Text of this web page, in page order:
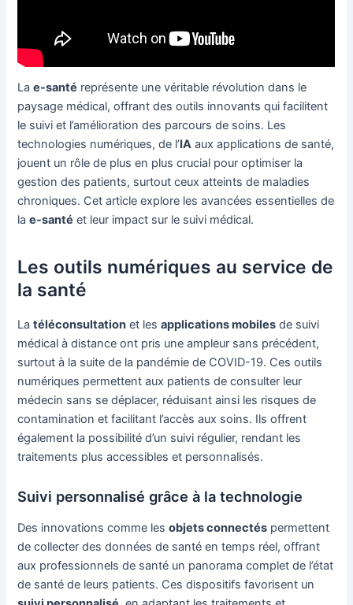
Lae-santé représente une véritable révolution dans le
paysage médical, offrant des outils innovants qui facilitent
le suivi et l’amélioration des parcours de soins. Les
technologies numériques, de l’IA aux applications de santé,
jouent un rôle de plus en plus crucial pour optimiser la
gestion des patients, surtout ceux atteints de maladies
chroniques. Cet article explore les avancées essentielles de
lae-santé et leur impact sur le suivi médical.
Les outils numériques au service de
la santé
Latéléconsultation et lesapplications mobiles de suivi
médical à distance ont pris une ampleur sans précédent,
surtout à la suite de la pandémie de COVID-19. Ces outils
numériques permettent aux patients de consulter leur
médecin sans se déplacer, réduisant ainsi les risques de
contamination et facilitant l’accès aux soins. Ils offrent
également la possibilité d’un suivi régulier, rendant les
traitements plus accessibles et personnalisés.
Suivi personnalisé grâce à la technologie
Des innovations comme lesobjets connectés permettent
de collecter des données de santé en temps réel, offrant
aux professionnels de santé un panorama complet de l’état
de santé de leurs patients. Ces dispositifs favorisent un